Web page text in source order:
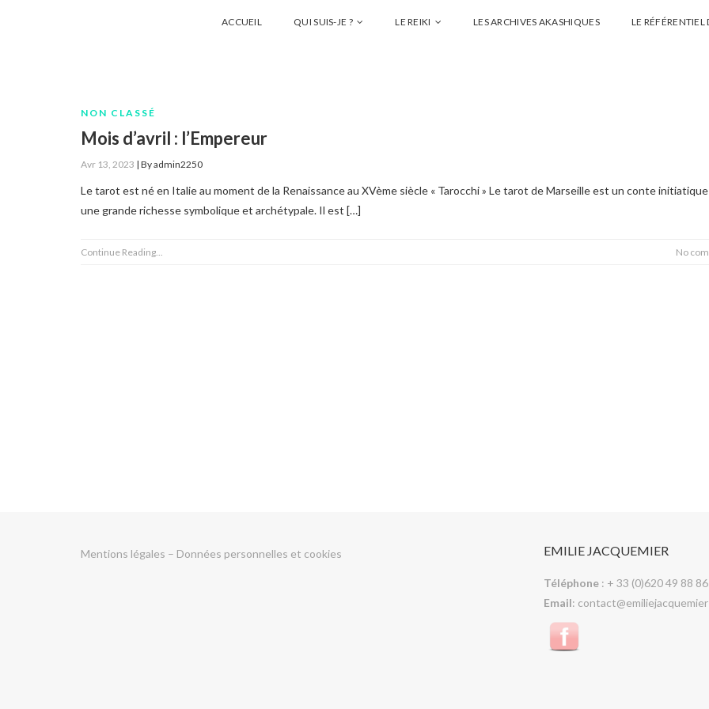
ACCUEIL QUI SUIS-JE ? LE REIKI LES ARCHIVES AKASHIQUES LE
NON CLASSÉ
Mois d’avril : l’Empereur
Avr 13, 2023 | Byadmin2250
Le tarot est né en Italie au moment de la Renaissance au XVème siècle « Tarocchi » Le tarot de Marseille est un conte initiatique
une grande richesse symbolique et archétypale. Il est […]
Continue Reading... No
Mentions légales – Données personnelles et cookies EMILIE JACQUEMIER
Téléphone : + 33 (0)620 49 88
Email: